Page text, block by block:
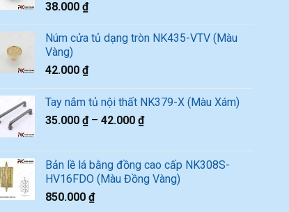
38.000₫
Núm cửa tủ dạng tròn NK435-VTV (Màu
Vàng)
42.000₫
Tay nắm tủ nội thất NK379-X (Màu Xám)
35.000₫–42.000₫
Bản lề lá bằng đồng cao cấp NK308S-
HV16FDO (Màu Đồng Vàng)
850.000₫